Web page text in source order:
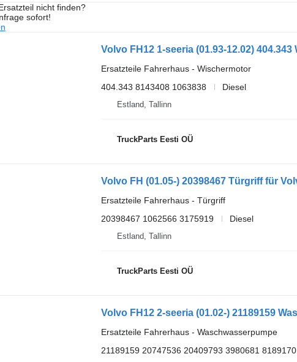
nicht finden?
sofort!
Ersatzteile Fahrerhaus - Wischermotor
404.343 8143408 1063838
Diesel
Estland, Tallinn
TruckParts Eesti OÜ
Ersatzteile Fahrerhaus - Türgriff
20398467 1062566 3175919
Diesel
Estland, Tallinn
TruckParts Eesti OÜ
Ersatzteile Fahrerhaus - Waschwasserpumpe
21189159 20747536 20409793 3980681 8189170